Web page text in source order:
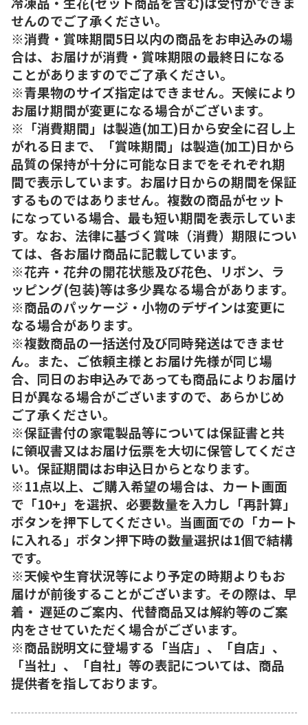
せんのでご了承ください。
※消費・賞味期間5日以内の商品をお申込みの場
合は、お届けが消費・賞味期限の最終日になる
ことがありますのでご了承ください。
※青果物のサイズ指定はできません。天候により
お届け期間が変更になる場合がございます。
※「消費期間」は製造(加工)日から安全に召し上
がれる日まで、「賞味期間」は製造(加工)日から
品質の保持が十分に可能な日までをそれぞれ期
間で表示しています。お届け日からの期間を保証
するものではありません。複数の商品がセット
になっている場合、最も短い期間を表示していま
す。なお、法律に基づく賞味（消費）期限につい
ては、各お届け商品に記載しています。
※花卉・花弁の開花状態及び花色、リボン、ラ
ッピング(包装)等は多少異なる場合があります。
※商品のパッケージ・小物のデザインは変更に
なる場合があります。
※複数商品の一括送付及び同時発送はできませ
ん。また、ご依頼主様とお届け先様が同じ場
合、同日のお申込みであっても商品によりお届け
日が異なる場合がございますので、あらかじめ
ご了承ください。
※保証書付の家電製品等については保証書と共
に領収書又はお届け伝票を大切に保管してくださ
い。保証期間はお申込日からとなります。
※11点以上、ご購入希望の場合は、カート画面
で「10+」を選択、必要数量を入力し「再計算」
ボタンを押下してください。当画面での「カート
に入れる」ボタン押下時の数量選択は1個で結構
です。
※天候や生育状況等により予定の時期よりもお
届けが前後することがございます。その際は、早
着・ 遅延のご案内、代替商品又は解約等のご案
内をさせていただく場合がございます。
※商品説明文に登場する「当店」、「自店」、
「当社」、「自社」等の表記については、商品
提供者を指しております。